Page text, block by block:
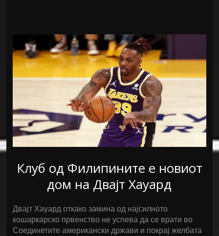
Клуб од Филипините е новиот
дом на Двајт Хауард
Двајт Хауард откако замина од најсилното
кошаркарско првенство не успева да се врати во
Соединетите американски држави и покрај желбата